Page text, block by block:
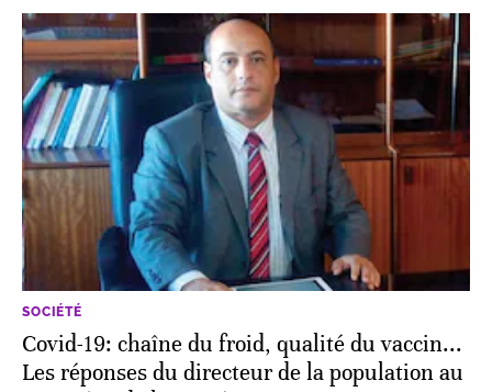
SOCIÉTÉ
Covid-19: chaîne du froid, qualité du vaccin...
Les réponses du directeur de la population au